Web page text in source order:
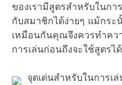
ของเรามีสูตรสำหรับในกา
กับสมาชิกได้ง่ายๆ แม้กร
เหมือนกันคุณจึงควรทำคว
การเล่นก่อนถึงจะใช้สูตรไ
จุดเด่นสำหรับในการเ